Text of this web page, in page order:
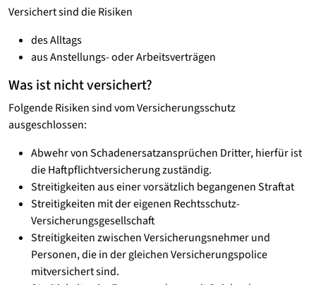
Versichert sind die Risiken
des Alltags
aus Anstellungs- oder Arbeitsverträgen
Was ist nicht versichert?
Folgende Risiken sind vom Versicherungsschutz
ausgeschlossen:
Abwehr von Schadenersatzansprüchen Dritter, hierfür ist
die Haftpflichtversicherung zuständig.
Streitigkeiten aus einer vorsätzlich begangenen Straftat
Streitigkeiten mit der eigenen Rechtsschutz-
Versicherungsgesellschaft
Streitigkeiten zwischen Versicherungsnehmer und
Personen, die in der gleichen Versicherungspolice
mitversichert sind.